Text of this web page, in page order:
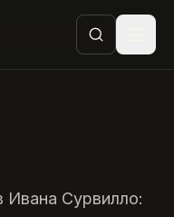
Ивана Сурвилло: